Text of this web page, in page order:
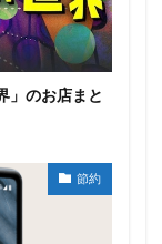
」のお店まと
節約